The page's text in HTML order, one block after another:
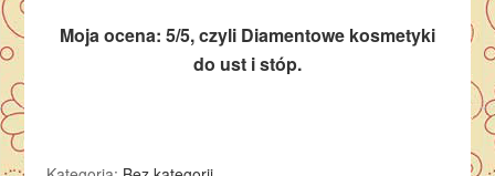
Moja ocena: 5/5, czyli Diamentowe kosmetyki
do ust i stóp.